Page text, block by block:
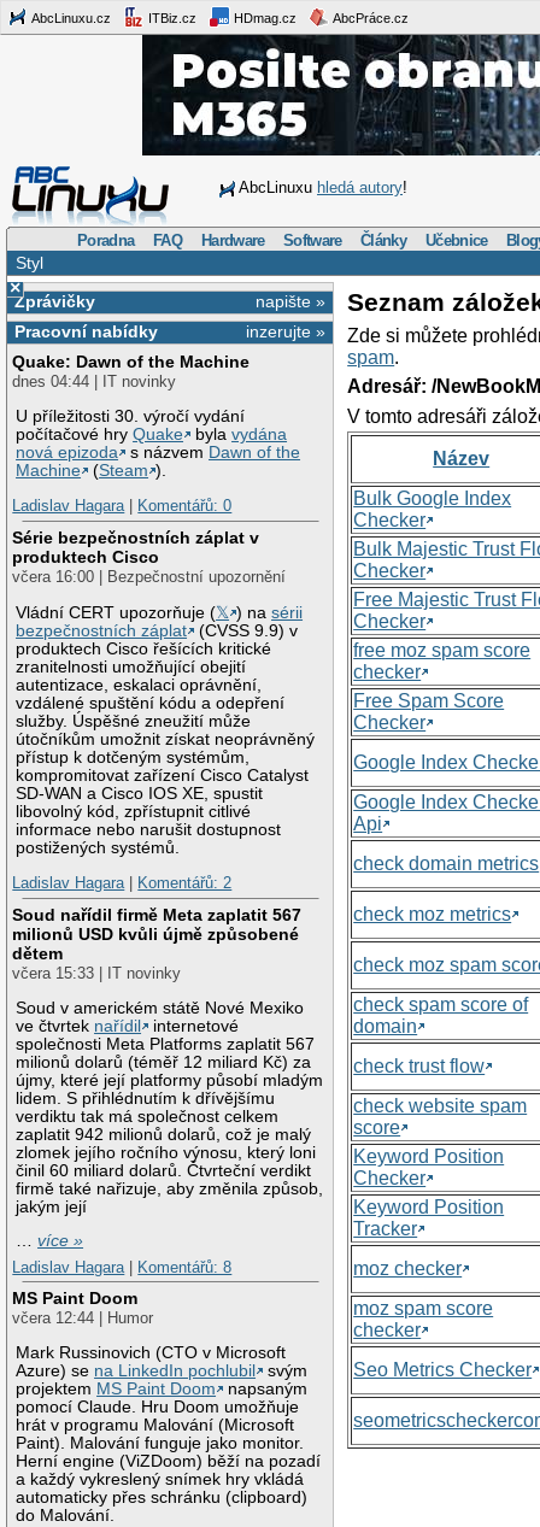
AbcLinuxu.cz ITBiz.cz HDmag.cz AbcPráce.cz
AbcLinuxu hledá autory!
Poradna FAQ Hardware Software Články Učebnice
Styl
×
napište »
Zprávičky
inzerujte »
Pracovní nabídky
Quake: Dawn of the Machine
dnes 04:44 | IT novinky
U příležitosti 30. výročí vydání
počítačové hryQuake bylavydána
nová epizoda
s názvem Dawn of the
Machine
(Steam ).
Ladislav Hagara| Komentářů: 0
Série bezpečnostních záplat v
produktech Cisco
včera 16:00 | Bezpečnostní upozornění
Vládní CERT upozorňuje (𝕏 ) nasérii
bezpečnostních záplat
(CVSS 9.9) v
produktech Cisco řešících kritické
zranitelnosti umožňující obejití
autentizace, eskalaci oprávnění,
vzdálené spuštění kódu a odepření
služby. Úspěšné zneužití může
útočníkům umožnit získat neoprávněný
přístup k dotčeným systémům,
kompromitovat zařízení Cisco Catalyst
SD-WAN a Cisco IOS XE, spustit
libovolný kód, zpřístupnit citlivé
informace nebo narušit dostupnost
postižených systémů.
Ladislav Hagara| Komentářů: 2
Soud nařídil firmě Meta zaplatit 567
milionů USD kvůli újmě způsobené
dětem
včera 15:33 | IT novinky
Soud v americkém státě Nové Mexiko
ve čtvrtek nařídil
internetové
společnosti Meta Platforms zaplatit 567
milionů dolarů (téměř 12 miliard Kč) za
újmy, které její platformy působí mladým
lidem. S přihlédnutím k dřívějšímu
verdiktu tak má společnost celkem
zaplatit 942 milionů dolarů, což je malý
zlomek jejího ročního výnosu, který loni
činil 60 miliard dolarů. Čtvrteční verdikt
firmě také nařizuje, aby změnila způsob,
jakým její
…více »
Ladislav Hagara
Komentářů: 8
MS Paint Doom
včera 12:44 | Humor
Mark Russinovich (CTO v Microsoft
Azure) se na LinkedIn pochlubil
svým
projektem MS Paint Doom
napsaným
pomocí Claude. Hru Doom umožňuje
hrát v programu Malování (Microsoft
Paint). Malování funguje jako monitor.
Herní engine (ViZDoom) běží na pozadí
a každý vykreslený snímek hry vkládá
automaticky přes schránku (clipboard)
do Malování.
Seznam
Zde si můžete
spam.
Adresář: /
V tomto adresáři
Název
Bulk Google Index
Checker
Bulk Majestic Trust
Checker
Free Majestic Trust
Checker
free moz spam score
checker
Free Spam Score
Checker
Google Index
Google Index
Api
check domain metrics
check moz metrics
check moz spam
check spam score of
domain
check trust flow
check website spam
score
Keyword Position
Checker
Keyword Position
Tracker
moz checker
moz spam score
checker
Seo Metrics Checker